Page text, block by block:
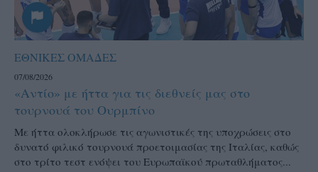
ΕΘΝΙΚΕΣ ΟΜΑΔΕΣ
07/08/2026
«Αντίο» με ήττα για τις διεθνείς μας στο
τουρνουά του Ουρμπίνο
Mε ήττα ολοκλήρωσε τις αγωνιστικές της υποχρώσεις στο
δυνατό φιλικό τουρνουά προετοιμασίας της Ιταλίας, καθώς
στο τρίτο τεστ ενόψει του Ευρωπαϊκού πρωταθλήματος...